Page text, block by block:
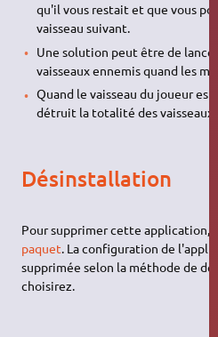
qu'il vous restait et que vous
vaisseau suivant.
Une solution peut être de lancer
vaisseaux ennemis quand les
Quand le vaisseau du joueur est
détruit la totalité des vaisseaux
Désinstallation
Pour supprimer cette application,
paquet. La configuration de
supprimée selon la méthode de
choisirez.